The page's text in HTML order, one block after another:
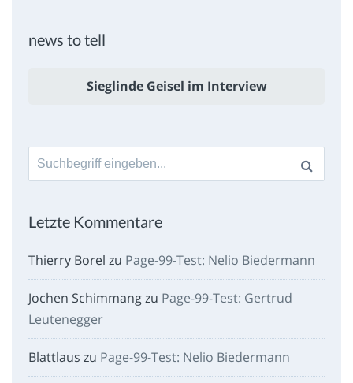
news to tell
Sieglinde Geisel im Interview
Suche
nach:
Letzte Kommentare
Thierry Borel zu Page-99-Test: Nelio Biedermann
Jochen Schimmangzu Page-99-Test: Gertrud
Leutenegger
Blattlaus zu Page-99-Test: Nelio Biedermann